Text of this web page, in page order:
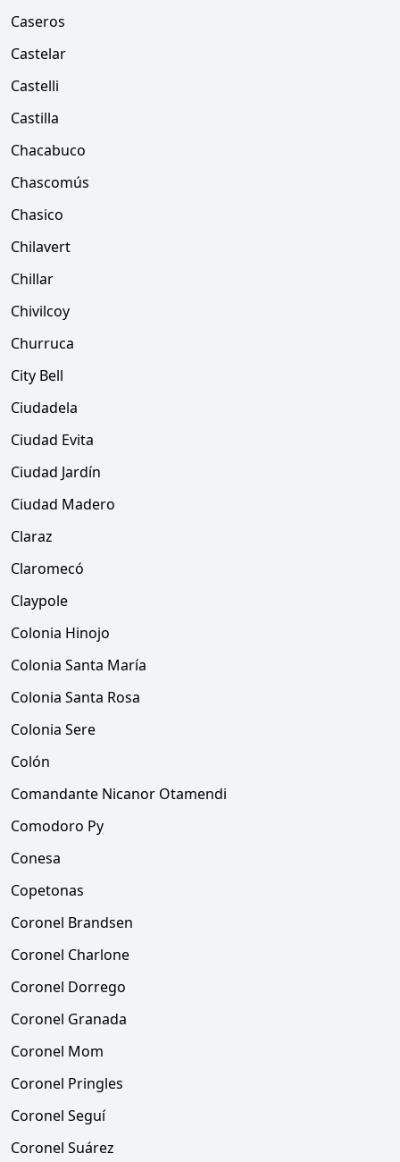
Caseros
Castelar
Castelli
Castilla
Chacabuco
Chascomús
Chasico
Chilavert
Chillar
Chivilcoy
Churruca
City Bell
Ciudadela
Ciudad Evita
Ciudad Jardín
Ciudad Madero
Claraz
Claromecó
Claypole
Colonia Hinojo
Colonia Santa María
Colonia Santa Rosa
Colonia Sere
Colón
Comandante Nicanor Otamendi
Comodoro Py
Conesa
Copetonas
Coronel Brandsen
Coronel Charlone
Coronel Dorrego
Coronel Granada
Coronel Mom
Coronel Pringles
Coronel Seguí
Coronel Suárez